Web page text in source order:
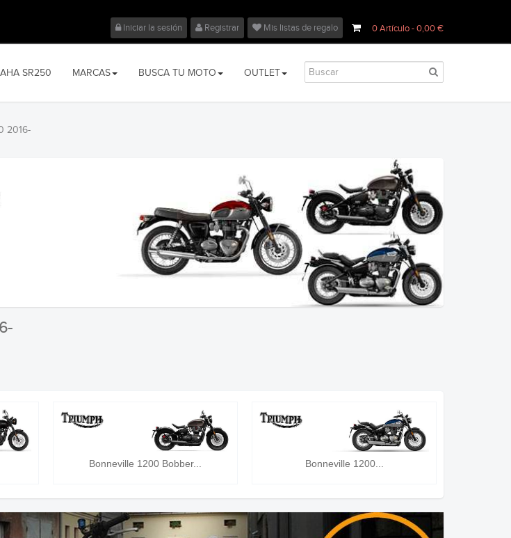
0Artículo- 0,00 €
Iniciar la sesión Registrar Mis listas de regalo
SR250 MARCAS BUSCA TU MOTO OUTLET
2016-
Bonneville 1200 Bobber... Bonneville 1200...